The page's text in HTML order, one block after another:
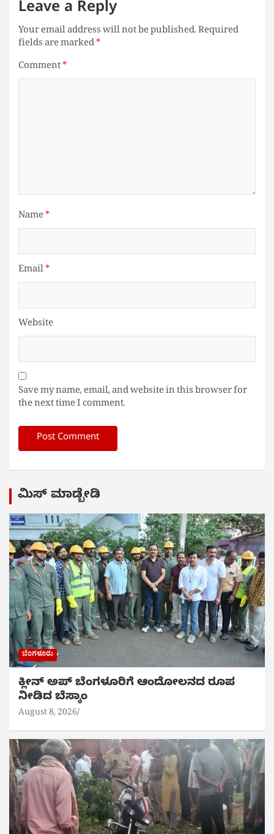
Leave a Reply
Your email address will not be published.Required
fields are marked*
Comment*
Name*
Email*
Website
Save my name, email, and website in this browser for
the next time I comment.
ಮಿಸ್ ಮಾಡ್ಬೇಡಿ
ಬೆಂಗಳೂರು
ಕ್ಲೀನ್ ಅಪ್ ಬೆಂಗಳೂರಿಗೆ ಆಂದೋಲನದ ರೂಪ
ನೀಡಿದ ಬೆಸ್ಕಾಂ
August 8, 2026